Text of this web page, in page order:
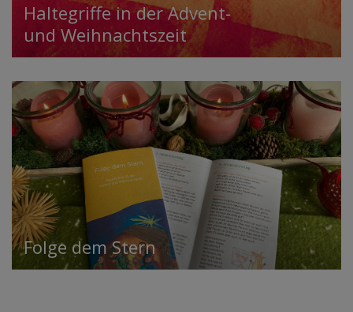
Haltegriffe in der Advent-
und Weihnachtszeit
Folge dem Stern